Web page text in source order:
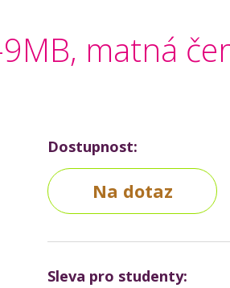
matná
Dostupnost:
Na dotaz
Sleva pro studenty: